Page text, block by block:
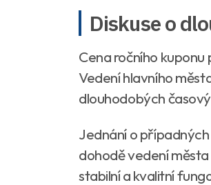
Diskuse o
Cena ročního
Vedení hlavního
dlouhodobých
Jednání o
dohodě vedení
stabilní a kvalitní